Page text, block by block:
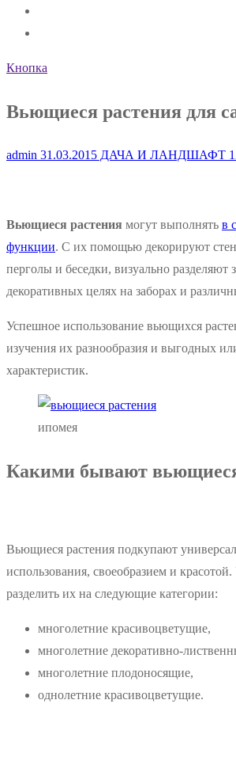
Кнопка
Вьющиеся растения для
admin 31.03.2015 ДАЧА И ЛАНДШАФТ
Вьющиеся растения могут выполнять в
функции. С их помощью декорируют
перголы и беседки, визуально разделяют
декоративных целях на заборах и
Успешное использование вьющихся
изучения их разнообразия и выгодных
характеристик.
ипомея
Какими бывают
Вьющиеся растения подкупают
использования, своеобразием и
разделить их на следующие категории:
многолетние красивоцветущие,
многолетние декоративно-
многолетние плодоносящие,
однолетние красивоцветущие.